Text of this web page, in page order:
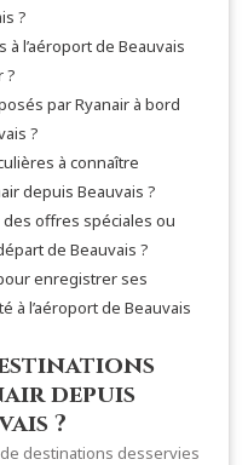
?
l’aéroport de Beauvais
?
par Ryanair à bord
?
à connaître
depuis Beauvais ?
offres spéciales ou
de Beauvais ?
enregistrer ses
à l’aéroport de Beauvais
depuis
?
destinations desservies